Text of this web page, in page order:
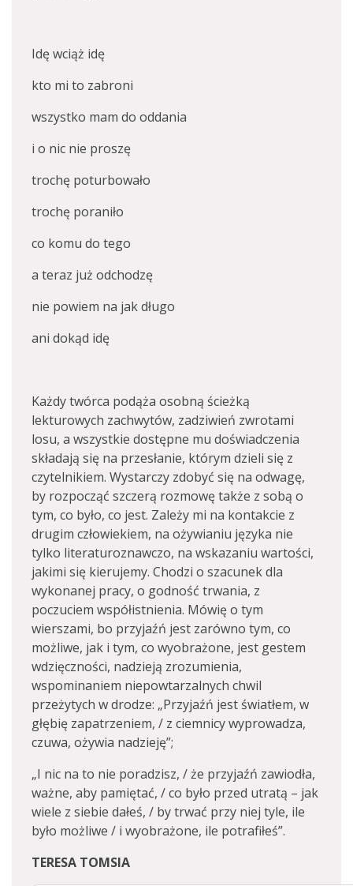
Idę wciąż idę
kto mi to zabroni
wszystko mam do oddania
i o nic nie proszę
trochę poturbowało
trochę poraniło
co komu do tego
a teraz już odchodzę
nie powiem na jak długo
ani dokąd idę
Każdy twórca podąża osobną ścieżką
lekturowych zachwytów, zadziwień zwrotami
losu, a wszystkie dostępne mu doświadczenia
składają się na przesłanie, którym dzieli się z
czytelnikiem. Wystarczy zdobyć się na odwagę,
by rozpocząć szczerą rozmowę także z sobą o
tym, co było, co jest. Zależy mi na kontakcie z
drugim człowiekiem, na ożywianiu języka nie
tylko literaturoznawczo, na wskazaniu wartości,
jakimi się kierujemy. Chodzi o szacunek dla
wykonanej pracy, o godność trwania, z
poczuciem współistnienia. Mówię o tym
wierszami, bo przyjaźń jest zarówno tym, co
możliwe, jak i tym, co wyobrażone, jest gestem
wdzięczności, nadzieją zrozumienia,
wspominaniem niepowtarzalnych chwil
przeżytych w drodze: „Przyjaźń jest światłem, w
głębię zapatrzeniem, / z ciemnicy wyprowadza,
czuwa, ożywia nadzieję”;
„I nic na to nie poradzisz, / że przyjaźń zawiodła,
ważne, aby pamiętać, / co było przed utratą – jak
wiele z siebie dałeś, / by trwać przy niej tyle, ile
było możliwe / i wyobrażone, ile potrafiłeś”.
TERESA TOMSIA